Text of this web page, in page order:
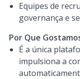
Equipes de
governança e
Por Que
É a única
impulsiona a